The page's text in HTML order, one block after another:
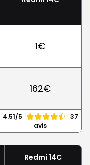
1€
162€
4.51/5
37
avis
Redmi 14C